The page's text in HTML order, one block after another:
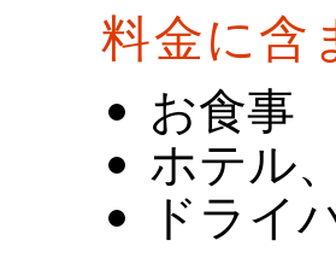
料金に含
お食事
ホテル
ドライ